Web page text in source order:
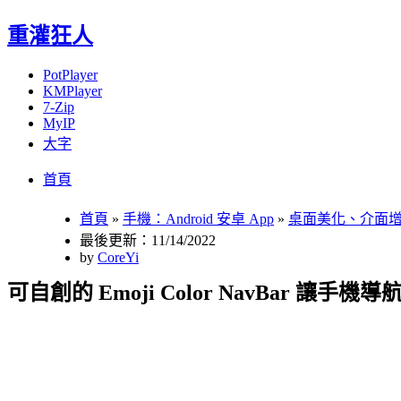
重灌狂人
PotPlayer
KMPlayer
7-Zip
MyIP
大字
首頁
首頁 » 手機：Android 安卓 App » 桌面美化、介面
最後更新：11/14/2022
by CoreYi
可自創的 Emoji Color NavBar 讓手機導